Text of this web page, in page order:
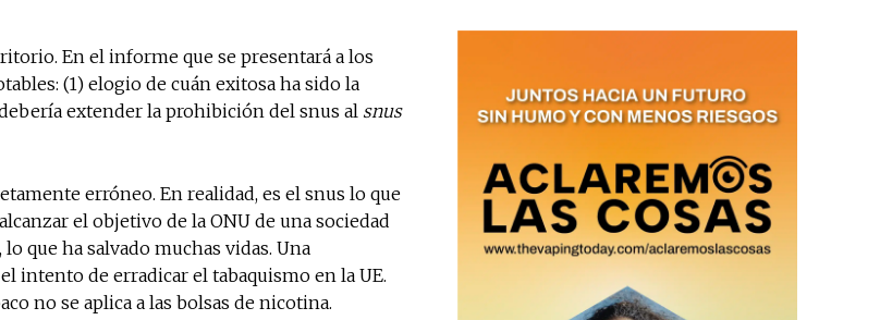
Suscríbete a nuestro boletín diario y recibe todas las
noticias del vapeo y la reducción de daños en tu correo
electrónico.
of vaping and tobacco harm reduction in your email.
SUBSCRIBIRSE
En el informe que se presentará a los
(1) elogio de cuán exitosa ha sido la
extender la prohibición del snus al snus
erróneo. En realidad, es el snus lo que
el objetivo de la ONU de una sociedad
que ha salvado muchas vidas. Una
intento de erradicar el tabaquismo en la UE.
no se aplica a las bolsas de nicotina.